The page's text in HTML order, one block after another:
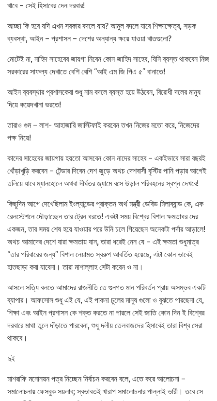
খাবে – সেই হিসাবের দেন দরবার!
আচ্ছা কি হবে যদি এখন সরকার বদলে যায়? আমুল বদলে যাবে শিক্ষাক্ষেত্র, সড়ক
ব্যবস্থা, আইন – প্রশাসন – দেশের অন্যান্য ক্ষয়ে যাওয়া খাতগুলো?
মোটেই না, নাহিদ সাহেবের জায়গা নিবেন কোন জাহিদ সাহেব, যিনি ব্যস্ত থাকবেন নিজ
সরকারের সাফল্য দেখাতে বেশি বেশি “আই এম জি পিএ ৫” বানাতে!
আইন ব্যবস্থার প্রশাসকেরা শুধু নাম বদলে ব্যস্ত হয়ে উঠবেন, বিরোধী দলের মানুষ
দিয়ে কয়েদখানা ভরতে!
তারাও গুম – লাশ- আহাজারি জাস্টিফাই করবেন তখন নিজের মতো করে, নিজেদের
পক্ষ নিয়ে!
কাদের সাহেবের জায়গায় হয়তো আসবেন কোন নাদের সাহেব – একইভাবে সারা বছরই
খোঁড়াখুড়ি করবেন – টেন্ডার দিবেন দেশ জুড়ে অথচ দেশবাসী বৃস্টির পানি পড়ার আগেই
তলিয়ে যাবে ম্যানহোলে অথবা দীর্ঘতর জ্যামে বসে উড়াল পরিবহনের স্বপ্ন দেখবে!
কিছুদিন আগে দেখেছিলাম ইংল্যান্ডের প্রাক্তন অর্থ মন্ত্রী ডেবিড মিলাব্যান্ড কে, এক
রেলস্টেশনে দৌড়াচ্ছেন তার ট্রেন ধরতে! একটা সময় বিশ্বের বিশাল ক্ষমতাধর দের
একজন, তার সময় শেষ হয়ে যাওয়ার পরে উনি চলে গিয়েছেন অনেকটা পর্দার আড়ালে!
অথচ আমাদের দেশে যারা ক্ষমতায় যান, তারা ধরেই নেন যে – এই ক্ষমতা শুধুমাত্র
“তার পরিবারের জন্য” বিশাল নেয়ামত স্বরুপ আবর্তিত হয়েছে, এটা কোন ভাবেই
হাতছাড়া করা যাবেনা। তারা মাশাল্লাহ সেটা করেন ও না।
আসলে সত্যি বলতে আমাদের রাজনীতি তে গুনগত মান পরিবর্তন প্রায় অসম্ভব একটি
ব্যাপার। আফসোস শুধু এই যে, এই পাকনা চুলের মানুষ গুলো ও বুঝতে পারছেনা যে,
শিক্ষা এবং আইন প্রশাসন কে শক্ত করতে না পারলে সেই জাতি কোন দিন ই বিশ্বের
দরবারে মাথা তুলে দাঁড়াতে পারবেনা, শুধু দলীয় তেলবাজদের হিসাবেই তারা বিশ্ব সেরা
থাকবে।
দুই
মাশরাফি মনোনয়ন পত্র নিচ্ছেন নির্বাচন করবেন বলে, এতে করে আলোচনা –
সমালোচনায় ফেসবুক সয়লাব; স্বভাবতই খারাপ সমালোচনার পাল্লাই ভারী। তবে সে